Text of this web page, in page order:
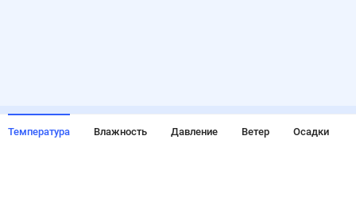
Температура Влажность Давление Ветер Осадки